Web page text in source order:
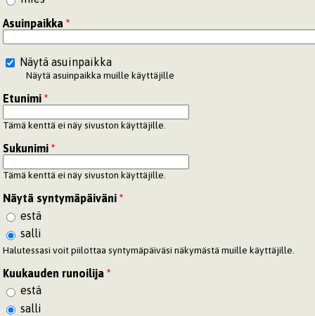
Asuinpaikka*
Näytä asuinpaikka
Näytä asuinpaikka muille käyttäjille
Etunimi*
Tämä kenttä ei näy sivuston käyttäjille.
Sukunimi*
Tämä kenttä ei näy sivuston käyttäjille.
Näytä syntymäpäiväni*
estä
salli
Halutessasi voit piilottaa syntymäpäiväsi näkymästä muille käyttäjille.
Kuukauden runoilija*
estä
salli